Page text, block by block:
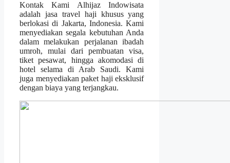
Kontak Kami Alhijaz Indowisata
adalah jasa travel haji khusus yang
berlokasi di Jakarta, Indonesia. Kami
menyediakan segala kebutuhan Anda
dalam melakukan perjalanan ibadah
umroh, mulai dari pembuatan visa,
tiket pesawat, hingga akomodasi di
hotel selama di Arab Saudi. Kami
juga menyediakan paket haji eksklusif
dengan biaya yang terjangkau.